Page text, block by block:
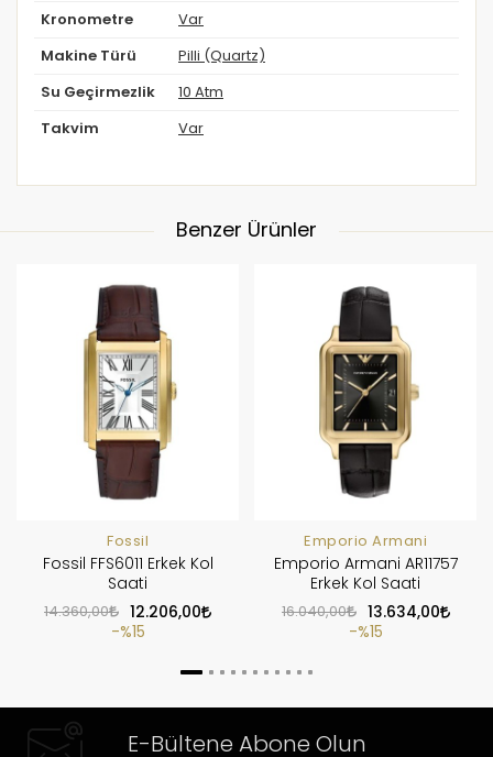
Kronometre Var
Makine Türü Pilli (Quartz)
Su Geçirmezlik 10 Atm
Takvim Var
Benzer Ürünler
Fossil
Fossil FFS6011 Erkek Kol
Saati
14.360,00
12.206,00
%15
Emporio Armani
Emporio Armani AR11757
Erkek Kol Saati
16.040,00
13.634,00
%15
E-Bültene Abone Olun